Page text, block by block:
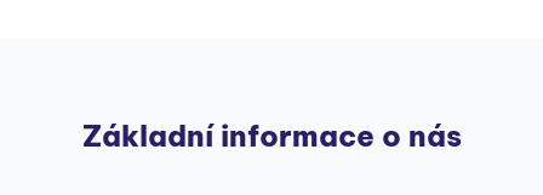
Základní informace o nás